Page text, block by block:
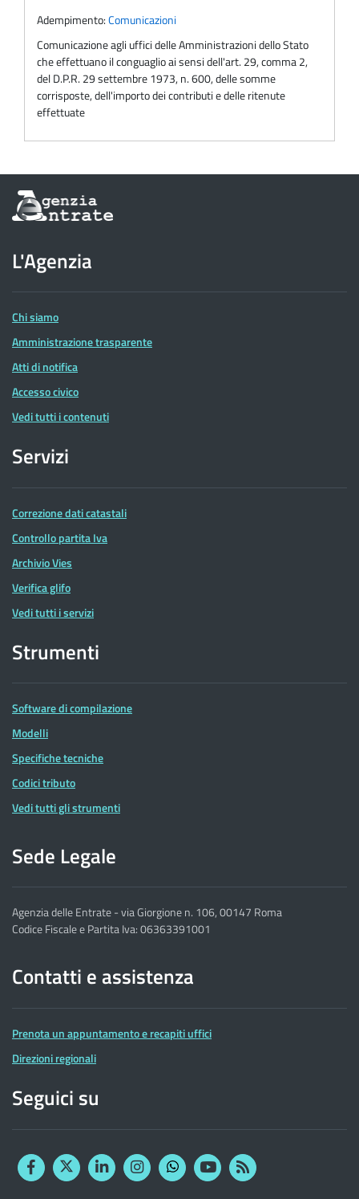
Adempimento:Comunicazioni
Comunicazione agli uffici delle Amministrazioni dello Stato
che effettuano il conguaglio ai sensi dell'art. 29, comma 2,
del D.P.R. 29 settembre 1973, n. 600, delle somme
corrisposte, dell'importo dei contributi e delle ritenute
effettuate
Informazioni
sul
dell'Agenzia
delle
Entrate
L'Agenzia
Chi siamo
Amministrazione trasparente
Atti di notifica
Accesso civico
Vedi tutti i contenuti
Servizi
Correzione dati catastali
Controllo partita Iva
Archivio Vies
Verifica glifo
Vedi tutti i servizi
Strumenti
Software di compilazione
Modelli
Specifiche tecniche
Codici tributo
Vedi tutti gli strumenti
Sede Legale
Agenzia delle Entrate - via Giorgione n. 106, 00147 Roma
Codice Fiscale e Partita Iva: 06363391001
Contatti e assistenza
Prenota un appuntamento e recapiti uffici
Direzioni regionali
Seguici su
FacebookTwitterLinkedinInstagram
YouTubeRSS